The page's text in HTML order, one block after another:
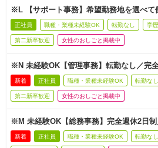
※L 【サポート事務】希望勤務地を選べて
正社員 職種・業種未経験OK 転勤なし 学
第二新卒歓迎 女性のおしごと掲載中
※N 未経験OK【管理事務】転勤なし／完
新着 正社員 職種・業種未経験OK 転勤なし
第二新卒歓迎 女性のおしごと掲載中
※M 未経験OK【総務事務】完全週休2日
新着 正社員 職種・業種未経験OK 転勤なし